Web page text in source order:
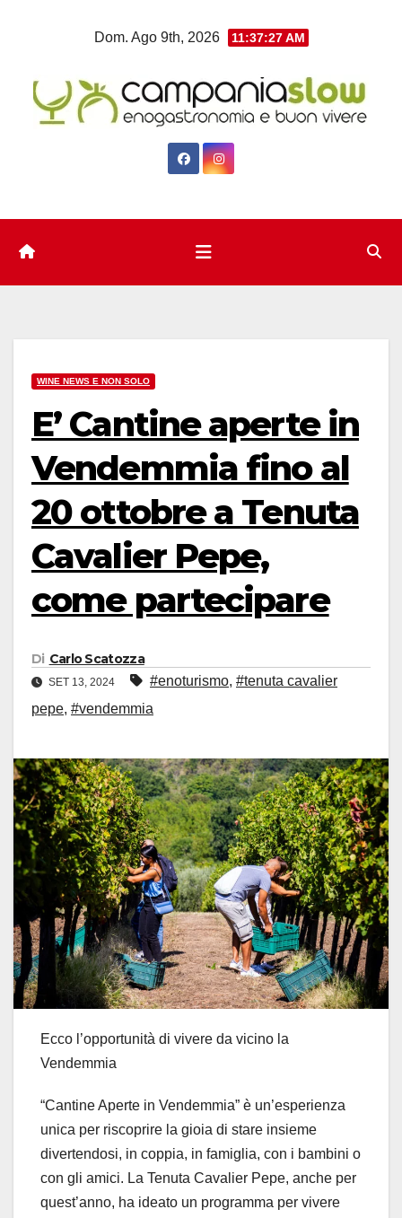
Dom. Ago 9th, 2026 11:37:27 AM
WINE NEWS E NON SOLO
E’ Cantine aperte in
Vendemmia fino al
20 ottobre a Tenuta
Cavalier Pepe,
come partecipare
Di Carlo Scatozza
SET 13, 2024 #enoturismo, #tenuta cavalier
pepe, #vendemmia
Ecco l’opportunità di vivere da vicino la
Vendemmia
“Cantine Aperte in Vendemmia” è un’esperienza
unica per riscoprire la gioia di stare insieme
divertendosi, in coppia, in famiglia, con i bambini o
con gli amici. La Tenuta Cavalier Pepe, anche per
quest’anno, ha ideato un programma per vivere